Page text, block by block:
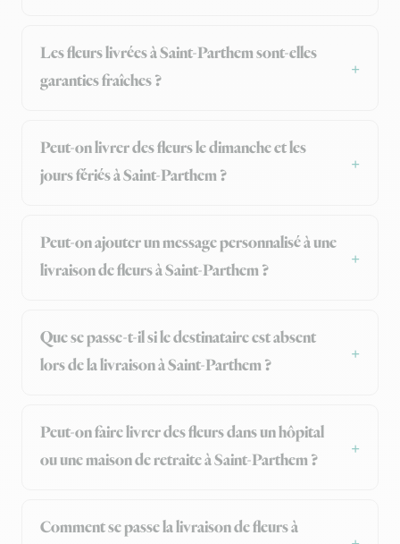
Les fleurs livrées à Saint-Parthem sont-elles
garanties fraîches ?
Peut-on livrer des fleurs le dimanche et les
jours fériés à Saint-Parthem ?
Peut-on ajouter un message personnalisé à une
livraison de fleurs à Saint-Parthem ?
Que se passe-t-il si le destinataire est absent
lors de la livraison à Saint-Parthem ?
Peut-on faire livrer des fleurs dans un hôpital
ou une maison de retraite à Saint-Parthem ?
Comment se passe la livraison de fleurs à